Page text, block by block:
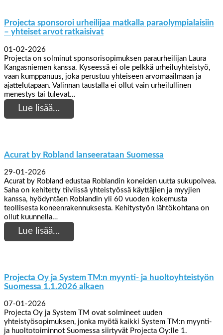
Projecta sponsoroi urheilijaa matkalla paraolympialaisiin
– yhteiset arvot ratkaisivat
01-02-2026
Projecta on solminut sponsorisopimuksen paraurheilijan Laura
Kangasniemen kanssa. Kyseessä ei ole pelkkä urheiluyhteistyö,
vaan kumppanuus, joka perustuu yhteiseen arvomaailmaan ja
ajattelutapaan. Valinnan taustalla ei ollut vain urheilullinen
menestys tai tulevat…
Lue lisää…
Acurat by Robland lanseerataan Suomessa
29-01-2026
Acurat by Robland edustaa Roblandin koneiden uutta sukupolvea.
Saha on kehitetty tiiviissä yhteistyössä käyttäjien ja myyjien
kanssa, hyödyntäen Roblandin yli 60 vuoden kokemusta
teollisesta koneenrakennuksesta. Kehitystyön lähtökohtana on
ollut kuunnella…
Lue lisää…
Projecta Oy ja System TM:n myynti- ja huoltoyhteistyön
Suomessa 1.1.2026 alkaen
07-01-2026
Projecta Oy ja System TM ovat solmineet uuden
yhteistyösopimuksen, jonka myötä kaikki System TM:n myynti-
ja huoltotoiminnot Suomessa siirtyvät Projecta Oy:lle 1.